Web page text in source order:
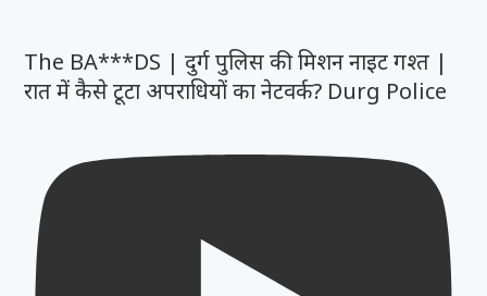
The BA***DS | दुर्ग पुलिस की मिशन नाइट गश्त |
रात में कैसे टूटा अपराधियों का नेटवर्क? Durg Police